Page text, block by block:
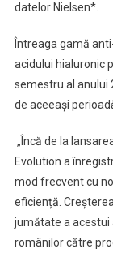
datelor Nielsen*.
Întreaga gamă
acidului hialuronic
semestru al anului
de aceeași
„Încă de la
Evolution a
mod frecvent cu
eficiență.
jumătate a
românilor către